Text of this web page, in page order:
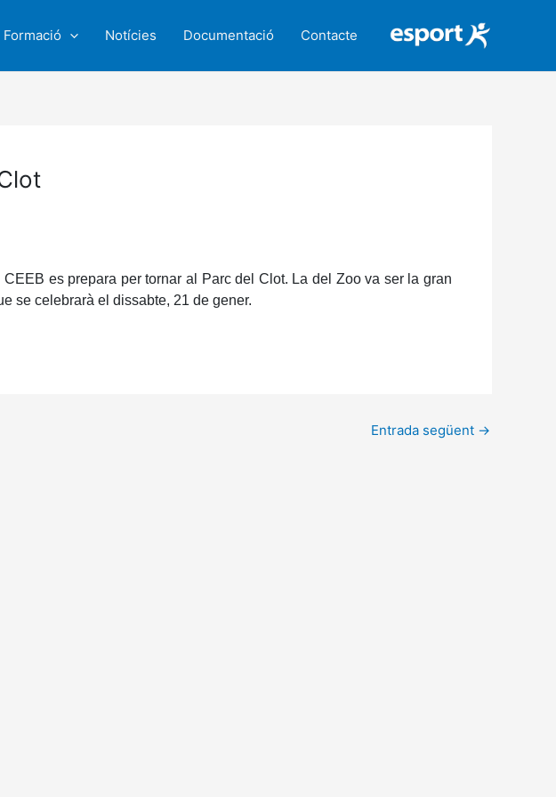
Formació Notícies Documentació Contacte
es prepara per tornar al Parc del Clot. La del Zoo va ser la gran
se celebrarà el dissabte, 21 de gener.
Entrada següent →